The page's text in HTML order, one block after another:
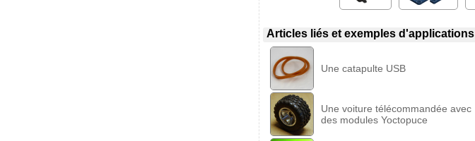
Articles liés et exemples d'applications
Une catapulte USB
Une voiture télécommandée avec
des modules Yoctopuce